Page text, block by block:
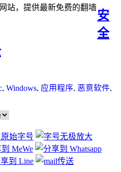
站，提供最新免费的翻墙
安
全
, Windows, 应用程序, 恶意软件,